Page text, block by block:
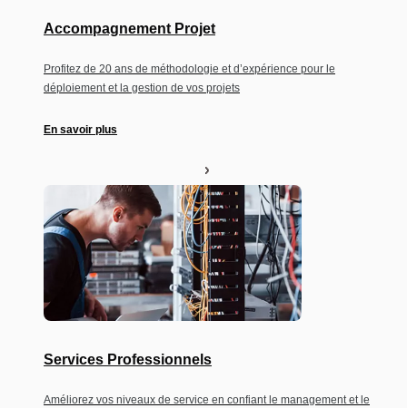
Accompagnement Projet
Profitez de 20 ans de méthodologie et d’expérience pour le
déploiement et la gestion de vos projets
En savoir plus
Services Professionnels
Améliorez vos niveaux de service en confiant le management et le